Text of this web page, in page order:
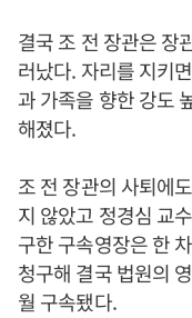
결국 조 전 장관은 장
러났다. 자리를 지키
과 가족을 향한 강도
해졌다.
조 전 장관의 사퇴에
지 않았고 정경심 교
구한 구속영장은 한
청구해 결국 법원의
월 구속됐다.